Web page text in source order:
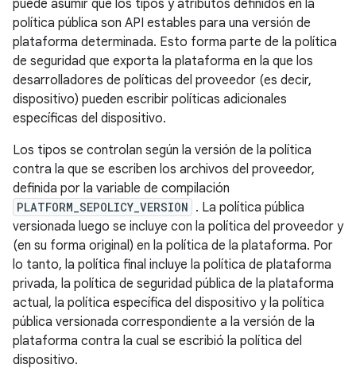
puede asumir que los tipos y atributos definidos en la
política pública son API estables para una versión de
plataforma determinada. Esto forma parte de la política
de seguridad que exporta la plataforma en la que los
desarrolladores de políticas del proveedor (es decir,
dispositivo) pueden escribir políticas adicionales
específicas del dispositivo.
Los tipos se controlan según la versión de la política
contra la que se escriben los archivos del proveedor,
definida por la variable de compilación
PLATFORM_SEPOLICY_VERSION . La política pública
versionada luego se incluye con la política del proveedor y
(en su forma original) en la política de la plataforma. Por
lo tanto, la política final incluye la política de plataforma
privada, la política de seguridad pública de la plataforma
actual, la política específica del dispositivo y la política
pública versionada correspondiente a la versión de la
plataforma contra la cual se escribió la política del
dispositivo.